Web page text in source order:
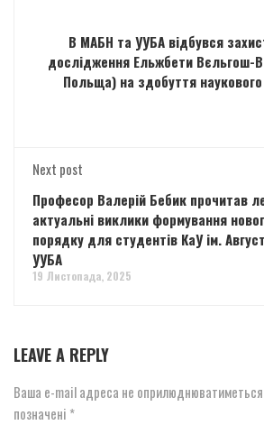
В МАБН та УУБА відбувся
дослідження Ельжбети Вєльгош-
Польща) на здобуття
Next post
Професор Валерій Бебик прочитав
актуальні виклики формування
порядку для студентів КаУ ім.
УУБА
19 Листопада, 2025
LEAVE A REPLY
Ваша e-mail адреса не оприлюднюватиметься.
позначені *